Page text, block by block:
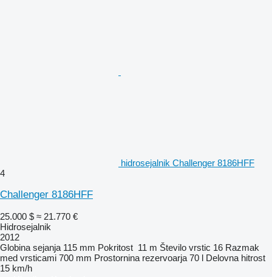
hidrosejalnik Challenger 8186HFF
4
Challenger 8186HFF
25.000 $ ≈ 21.770 €
Hidrosejalnik
2012
Globina sejanja 115 mm Pokritost 11 m Število vrstic 16 Razmak
med vrsticami 700 mm Prostornina rezervoarja 70 l Delovna hitrost
15 km/h